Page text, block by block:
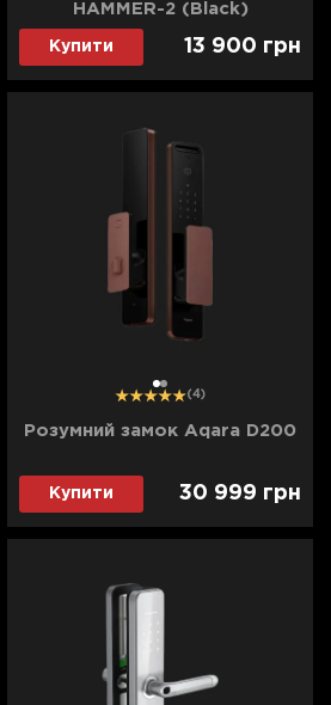
HAMMER-2 (Black)
Купити 13 900 грн
1 (4)
Розумний замок Aqara D200
Купити 30 999 грн